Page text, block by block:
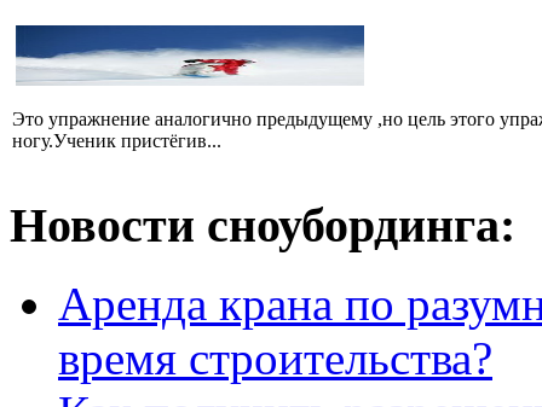
Это упражнение аналогично предыдущему ,но цель этого
ногу.Ученик пристёгив...
Новости сноубординга:
Аренда крана по
время строительства?